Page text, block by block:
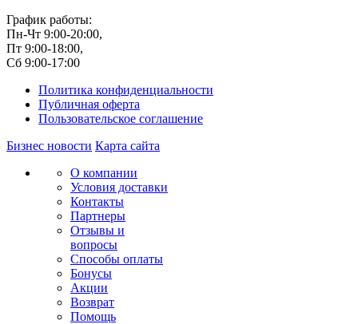
График работы:
Пн-Чт 9:00-20:00,
Пт 9:00-18:00,
Сб 9:00-17:00
Политика конфиденциальности
Публичная оферта
Пользовательское соглашение
Бизнес новости Карта сайта
О компании
Условия доставки
Контакты
Партнеры
Отзывы и
вопросы
Способы оплаты
Бонусы
Акции
Возврат
Помощь